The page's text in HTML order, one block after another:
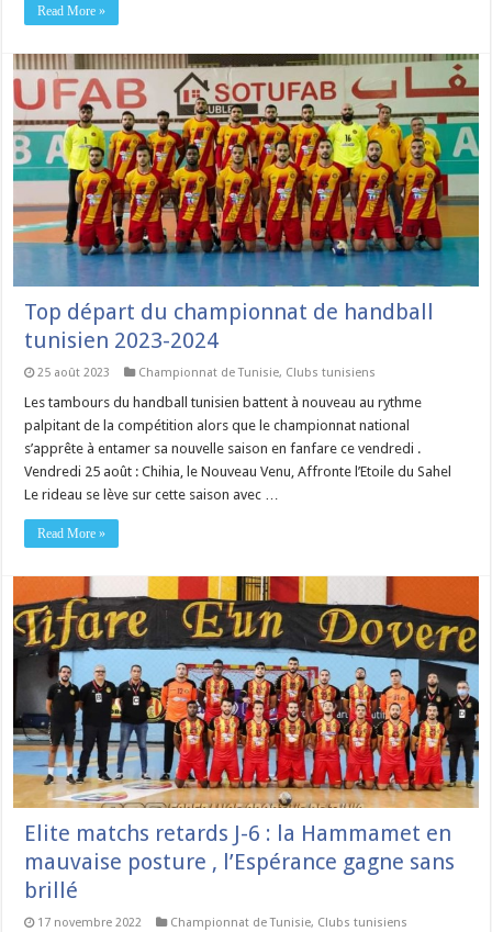
Read More »
Top départ du championnat de handball
tunisien 2023-2024
25 août 2023 Championnat de Tunisie, Clubs tunisiens
Les tambours du handball tunisien battent à nouveau au rythme
palpitant de la compétition alors que le championnat national
s’apprête à entamer sa nouvelle saison en fanfare ce vendredi .
Vendredi 25 août : Chihia, le Nouveau Venu, Affronte l’Etoile du Sahel
Le rideau se lève sur cette saison avec …
Read More »
Elite matchs retards J-6 : la Hammamet en
mauvaise posture , l’Espérance gagne sans
brillé
17 novembre 2022 Championnat de Tunisie, Clubs tunisiens